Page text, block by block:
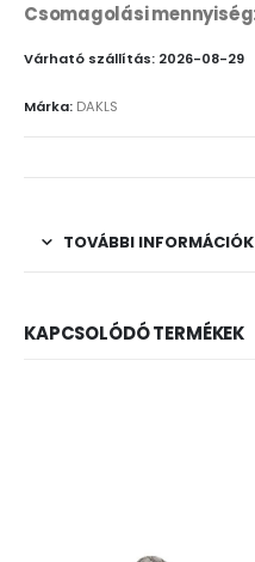
Csomagolási
Várható szállítás: 2026-08-29
Márka: DAKLS
TOVÁBBI INFORMÁCIÓK
KAPCSOLÓDÓ TERMÉKEK